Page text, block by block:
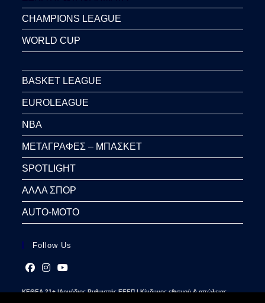
CHAMPIONS LEAGUE
WORLD CUP
BASKET LEAGUE
EUROLEAGUE
NBA
ΜΕΤΑΓΡΑΦΕΣ – ΜΠΑΣΚΕΤ
SPOTLIGHT
ΑΛΛΑ ΣΠΟΡ
AUTO-MOTO
Follow Us
in
in
in
ΚΕΘΕΑ 21+ |Αρμόδιος Ρυθμιστής ΕΕΕΠ | Κίνδυνος εθισμού & απώλειας